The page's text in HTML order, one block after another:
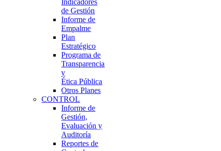
Indicadores
de Gestión
Informe de
Empalme
Plan
Estratégico
Programa de
Transparencia
y
Ética Pública
Otros Planes
CONTROL
Informe de
Gestión,
Evaluación y
Auditoría
Reportes de